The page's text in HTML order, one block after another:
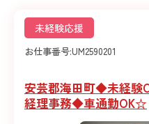
未経験応援
お仕事番号:UM2590201
安芸郡海田町◆未経験
経理事務◆車通勤OK☆